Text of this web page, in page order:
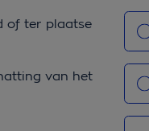
of ter plaatse
Is de
of
van het